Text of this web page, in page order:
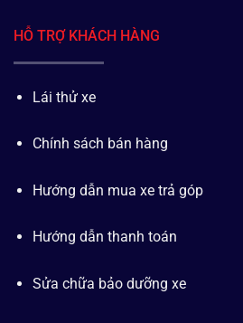
HỖ TRỢ KHÁCH HÀNG
Lái thử xe
Chính sách bán hàng
Hướng dẫn mua xe trả góp
Hướng dẫn thanh toán
Sửa chữa bảo dưỡng xe